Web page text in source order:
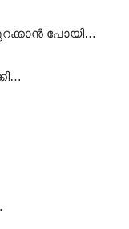
പോയി…